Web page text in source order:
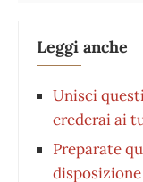
Leggi anche
Unisci
crederai ai
Preparate